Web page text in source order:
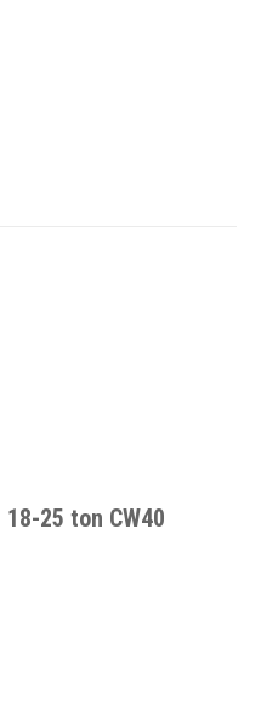
25 ton CW40